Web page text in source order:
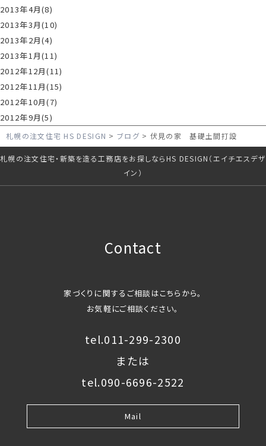
2013年4月(8)
2013年3月(10)
2013年2月(4)
2013年1月(11)
2012年12月(11)
2012年11月(15)
2012年10月(7)
2012年9月(5)
札幌の注文住宅 HS DESIGN ブログ 伏見の家 基礎土間打設
札幌の注文住宅・新築を造る工務店をお探しならHS DESIGN（エイチエスデザ
イン）
Contact
家づくりに関するご相談はこちらから。
お気軽にご相談ください。
tel.011-299-2300
または
tel.090-6696-2522
Mail